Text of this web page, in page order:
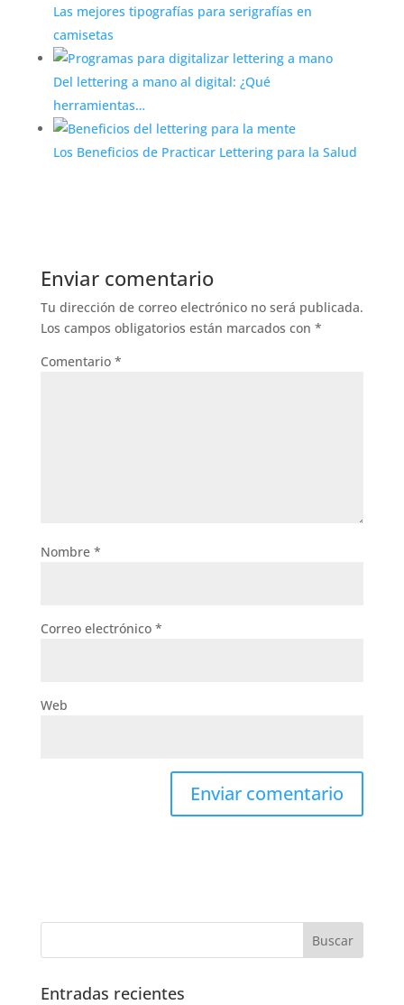
Las mejores tipografías para serigrafías en
camisetas
Del lettering a mano al digital: ¿Qué
herramientas…
Los Beneficios de Practicar Lettering para la Salud
Enviar comentario
Tu dirección de correo electrónico no será publicada.
Los campos obligatorios están marcados con *
Comentario *
Nombre *
Correo electrónico *
Web
Entradas recientes